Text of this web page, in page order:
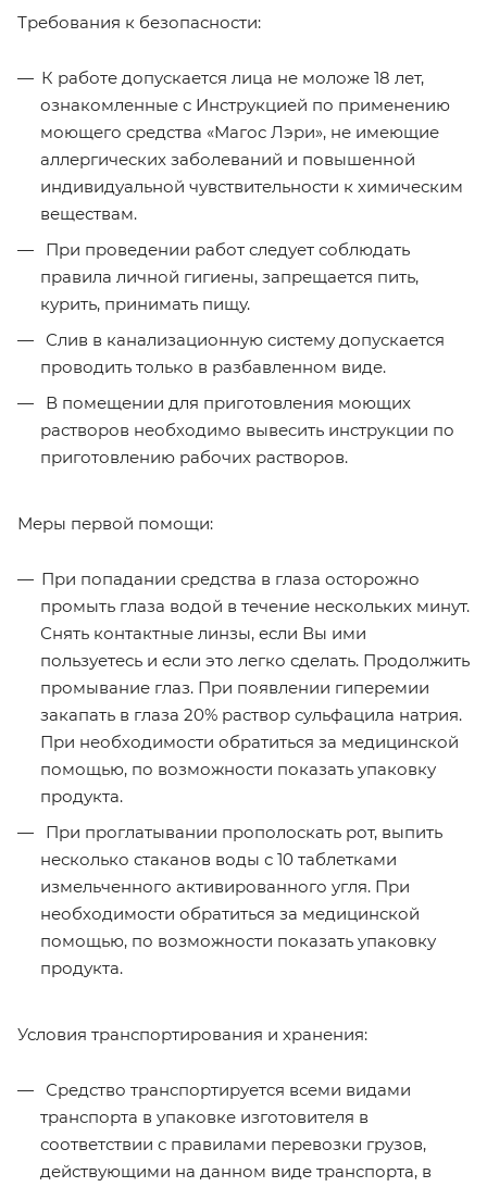
Требования к безопасности:
К работе допускается лица не моложе 18 лет,
ознакомленные с Инструкцией по применению
моющего средства «Магос Лэри», не имеющие
аллергических заболеваний и повышенной
индивидуальной чувствительности к химическим
веществам.
При проведении работ следует соблюдать
правила личной гигиены, запрещается пить,
курить, принимать пищу.
Слив в канализационную систему допускается
проводить только в разбавленном виде.
В помещении для приготовления моющих
растворов необходимо вывесить инструкции по
приготовлению рабочих растворов.
Меры первой помощи:
При попадании средства в глаза осторожно
промыть глаза водой в течение нескольких минут.
Снять контактные линзы, если Вы ими
пользуетесь и если это легко сделать. Продолжить
промывание глаз. При появлении гиперемии
закапать в глаза 20% раствор сульфацила натрия.
При необходимости обратиться за медицинской
помощью, по возможности показать упаковку
продукта.
При проглатывании прополоскать рот, выпить
несколько стаканов воды с 10 таблетками
измельченного активированного угля. При
необходимости обратиться за медицинской
помощью, по возможности показать упаковку
продукта.
Условия транспортирования и хранения:
Средство транспортируется всеми видами
транспорта в упаковке изготовителя в
соответствии с правилами перевозки грузов,
действующими на данном виде транспорта, в